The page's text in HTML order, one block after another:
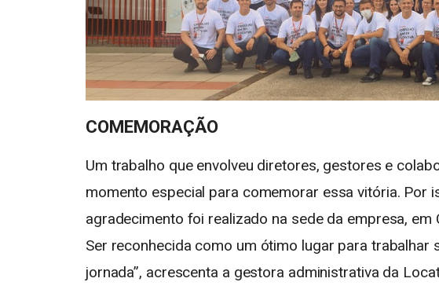
COMEMORAÇÃO
Um trabalho que envolveu diretores, gestores e
momento especial para comemorar essa vitória. Por
agradecimento foi realizado na sede da empresa, em
Ser reconhecida como um ótimo lugar para
jornada”, acrescenta a gestora administrativa da